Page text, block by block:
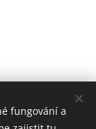
fungování a